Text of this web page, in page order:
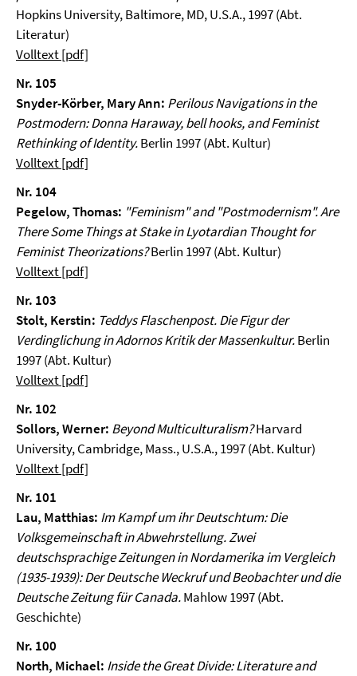
Hopkins University, Baltimore, MD, U.S.A., 1997 (Abt.
Literatur)
Volltext [pdf]
Nr. 105
Snyder-Körber, Mary Ann: Perilous Navigations in the
Postmodern: Donna Haraway, bell hooks, and Feminist
Rethinking of Identity.Berlin 1997 (Abt. Kultur)
Volltext [pdf]
Nr. 104
Pegelow, Thomas: "Feminism" and "Postmodernism". Are
There Some Things at Stake in Lyotardian Thought for
Feminist Theorizations?Berlin 1997 (Abt. Kultur)
Volltext [pdf]
Nr. 103
Stolt, Kerstin: Teddys Flaschenpost. Die Figur der
Verdinglichung in Adornos Kritik der Massenkultur.Berlin
1997 (Abt. Kultur)
Volltext [pdf]
Nr. 102
Sollors, Werner: Beyond Multiculturalism?Harvard
University, Cambridge, Mass., U.S.A., 1997 (Abt. Kultur)
Volltext [pdf]
Nr. 101
Lau, Matthias: Im Kampf um ihr Deutschtum: Die
Volksgemeinschaft in Abwehrstellung. Zwei
deutschsprachige Zeitungen in Nordamerika im Vergleich
(1935-1939): Der Deutsche Weckruf und Beobachter und die
Deutsche Zeitung für Canada.Mahlow 1997 (Abt.
Geschichte)
Nr. 100
North, Michael: Inside the Great Divide: Literature and